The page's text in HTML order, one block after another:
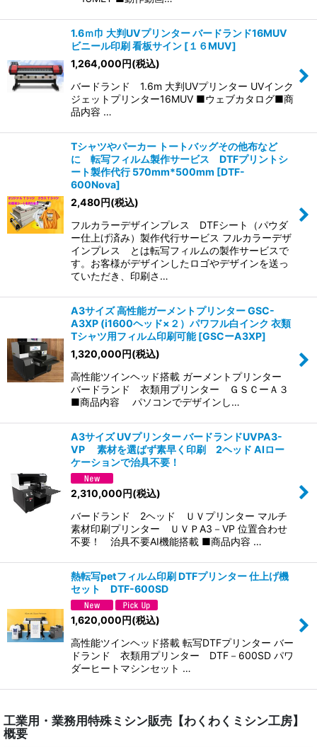
1.6ｍ巾 大判UVプリンター バードランド16MUV
ビニール印刷 看板サイン [１６MUV]
1,264,000円(税込)
バードランド 1.6m 大判UVプリンター UVインク
ジェットプリンター16MUV ■ウェブカタログ■商
品内容 …
Tシャツやパーカー トートバッグその他布など
に 転写フィルム製作サービス DTFプリントシ
ート製作代行 570mm*500mm [DTF-
600Nova]
2,480円(税込)
フルカラーデザインプレス DTFシート（パウダ
ー仕上げ済み）製作代行サービス フルカラーデザ
インプレス とは転写フィルムの製作サービスで
す。お客様がデザインしたロゴやデザインを送っ
ていただき、印刷さ…
A3サイズ 高性能ガーメントプリンター GSC-
A3XP (i1600ヘッド×２）パワフル白インク 衣類
Tシャツ用フィルム印刷可能 [GSCーA3XP]
1,320,000円(税込)
高性能ツインヘッド搭載 ガーメントプリンター
バードランド 衣類用プリンター ＧＳＣーＡ３
■商品内容 パソコンでデザインし…
A3サイズ UVプリンター バードランドUVPA3-
VP 素材を選ばず素早く印刷 2ヘッド AIロー
ケーションで治具不要！
2,310,000円(税込)
バードランド 2ヘッド ＵＶプリンター マルチ
素材印刷プリンター ＵＶＰA3－VP 位置合わせ
不要！ 治具不要AI機能搭載 ■商品内容 …
熱転写petフィルム印刷 DTFプリンター 仕上げ機
セット DTF-600SD
1,620,000円(税込)
高性能ツインヘッド搭載 転写DTFプリンター バー
ドランド 衣類用プリンター DTF－600SD パワ
ダーヒートマシンセット …
工業用・業務用特殊ミシン販売【わくわくミシン工房】
概要